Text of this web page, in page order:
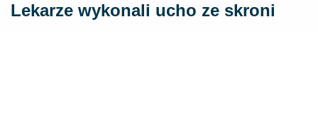
Lekarze wykonali ucho ze skroni